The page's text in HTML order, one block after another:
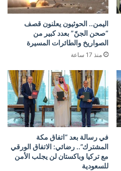
اليمن.. الحوثيون يعلنون قصف
“صحن الجنّ” بعدد كبير من
الصواريخ والطائرات المسيرة
منذ 17 ساعة
في رسالة بعد “اتفاق مكة
المشترك”.. رضائي: الاتفاق الورقي
مع تركيا وباكستان لن يجلب الأمن
للسعودية